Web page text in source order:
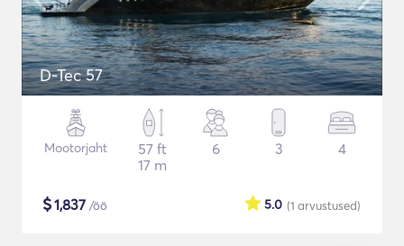
D-Tec 57
Mootorjaht
57 ft
17 m
6 3 4
$1,837 /öö (1 arvustused)
5.0